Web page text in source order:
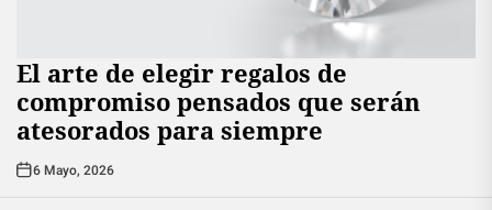
El arte de elegir regalos de
compromiso pensados que serán
atesorados para siempre
6 Mayo, 2026